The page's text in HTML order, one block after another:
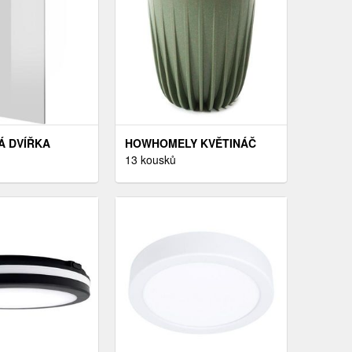
DVÍŘKA
/60 BIELY
HOWHOMELY KVĚTINÁČ
STRIPPED ECO V 30 CM
13 kousků